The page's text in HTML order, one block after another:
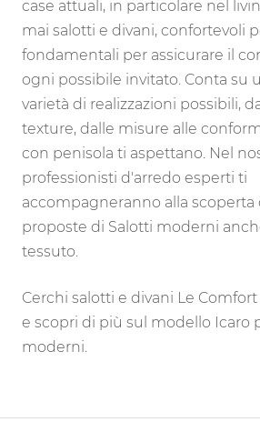
Cerchi salotti e divani Le
e scopri di più sul modello Icaro
moderni.
case attuali, in particolare nel
mai salotti e divani, confortevoli
fondamentali per assicurare il
ogni possibile invitato. Conta su
varietà di realizzazioni possibili,
texture, dalle misure alle
con penisola ti aspettano. Nel
professionisti d'arredo esperti ti
accompagneranno alla
proposte di Salotti moderni
tessuto.